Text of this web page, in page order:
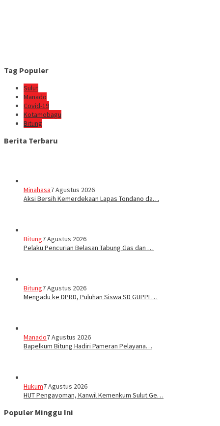
Tag Populer
Sulut
Manado
Covid-19
Kotamobagu
Bitung
Berita Terbaru
Minahasa7 Agustus 2026
Aksi Bersih Kemerdekaan Lapas Tondano da…
Bitung7 Agustus 2026
Pelaku Pencurian Belasan Tabung Gas dan …
Bitung7 Agustus 2026
Mengadu ke DPRD, Puluhan Siswa SD GUPPI …
Manado7 Agustus 2026
‎Bapelkum Bitung Hadiri Pameran Pelayana…
Hukum7 Agustus 2026
HUT Pengayoman, Kanwil Kemenkum Sulut Ge…
Populer Minggu Ini